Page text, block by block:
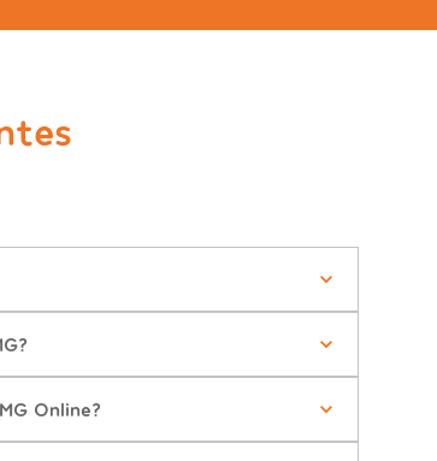
Online?